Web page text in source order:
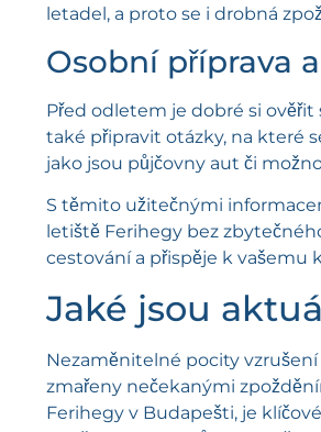
letadel, a proto se i drobná
Osobní příprava
Před odletem je dobré si
také připravit otázky, na které
jako jsou půjčovny aut či
S těmito užitečnými
letiště Ferihegy bez
cestování a přispěje k vašemu
Jaké jsou
Nezaměnitelné pocity
zmařeny nečekanými
Ferihegy v Budapešti, je